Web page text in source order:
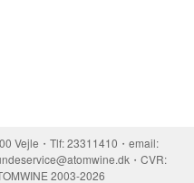
Vejle・Tlf: 23311410・email:
・CVR:
2003-2026